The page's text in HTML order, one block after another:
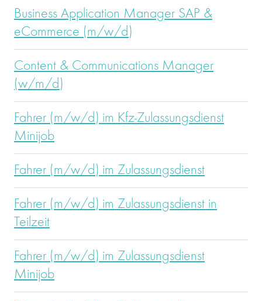
Business Application Manager SAP &
eCommerce (m/w/d)
Content & Communications Manager
(w/m/d)
Fahrer (m/w/d) im Kfz-Zulassungsdienst
Minijob
Fahrer (m/w/d) im Zulassungsdienst
Fahrer (m/w/d) im Zulassungsdienst in
Teilzeit
Fahrer (m/w/d) im Zulassungsdienst
Minijob